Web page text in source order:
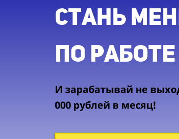
Стань
по
И зарабатывай не
000 рублей в месяц!